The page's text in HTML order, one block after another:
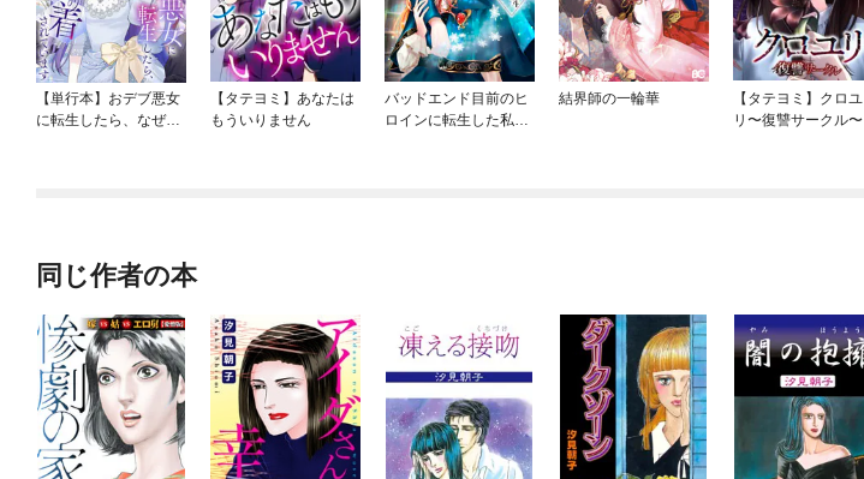
【単行本】おデブ悪女
に転生したら、なぜか
【タテヨミ】あなたは
もういりません
バッドエンド目前のヒ
ロインに転生した私、
結界師の一輪華
【タテヨミ】クロユ
リ〜復讐サークル〜
同じ作者の本